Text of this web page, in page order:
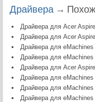
Драйвера →
Драйвера для Acer
Драйвера для Acer
Драйвера для eMachines
Драйвера для eMachines
Драйвера для Acer
Драйвера для eMachines
Драйвера для eMachines
Драйвера для eMachines